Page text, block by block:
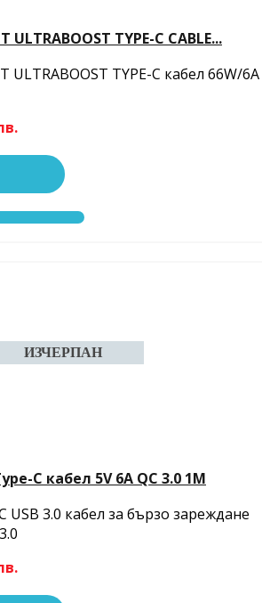
ULTRABOOST TYPE-C CABLE...
ULTRABOOST TYPE-C кабел 66W/6A
C кабел 5V 6A QC 3.0 1M
USB 3.0 кабел за бързо зареждане